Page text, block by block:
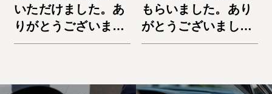
いただけました。あ
りがとうございまし
た。デリカD:5
もらいました。あり
がとうございまし
た。ノートe-Power